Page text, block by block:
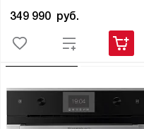
349 990 руб.